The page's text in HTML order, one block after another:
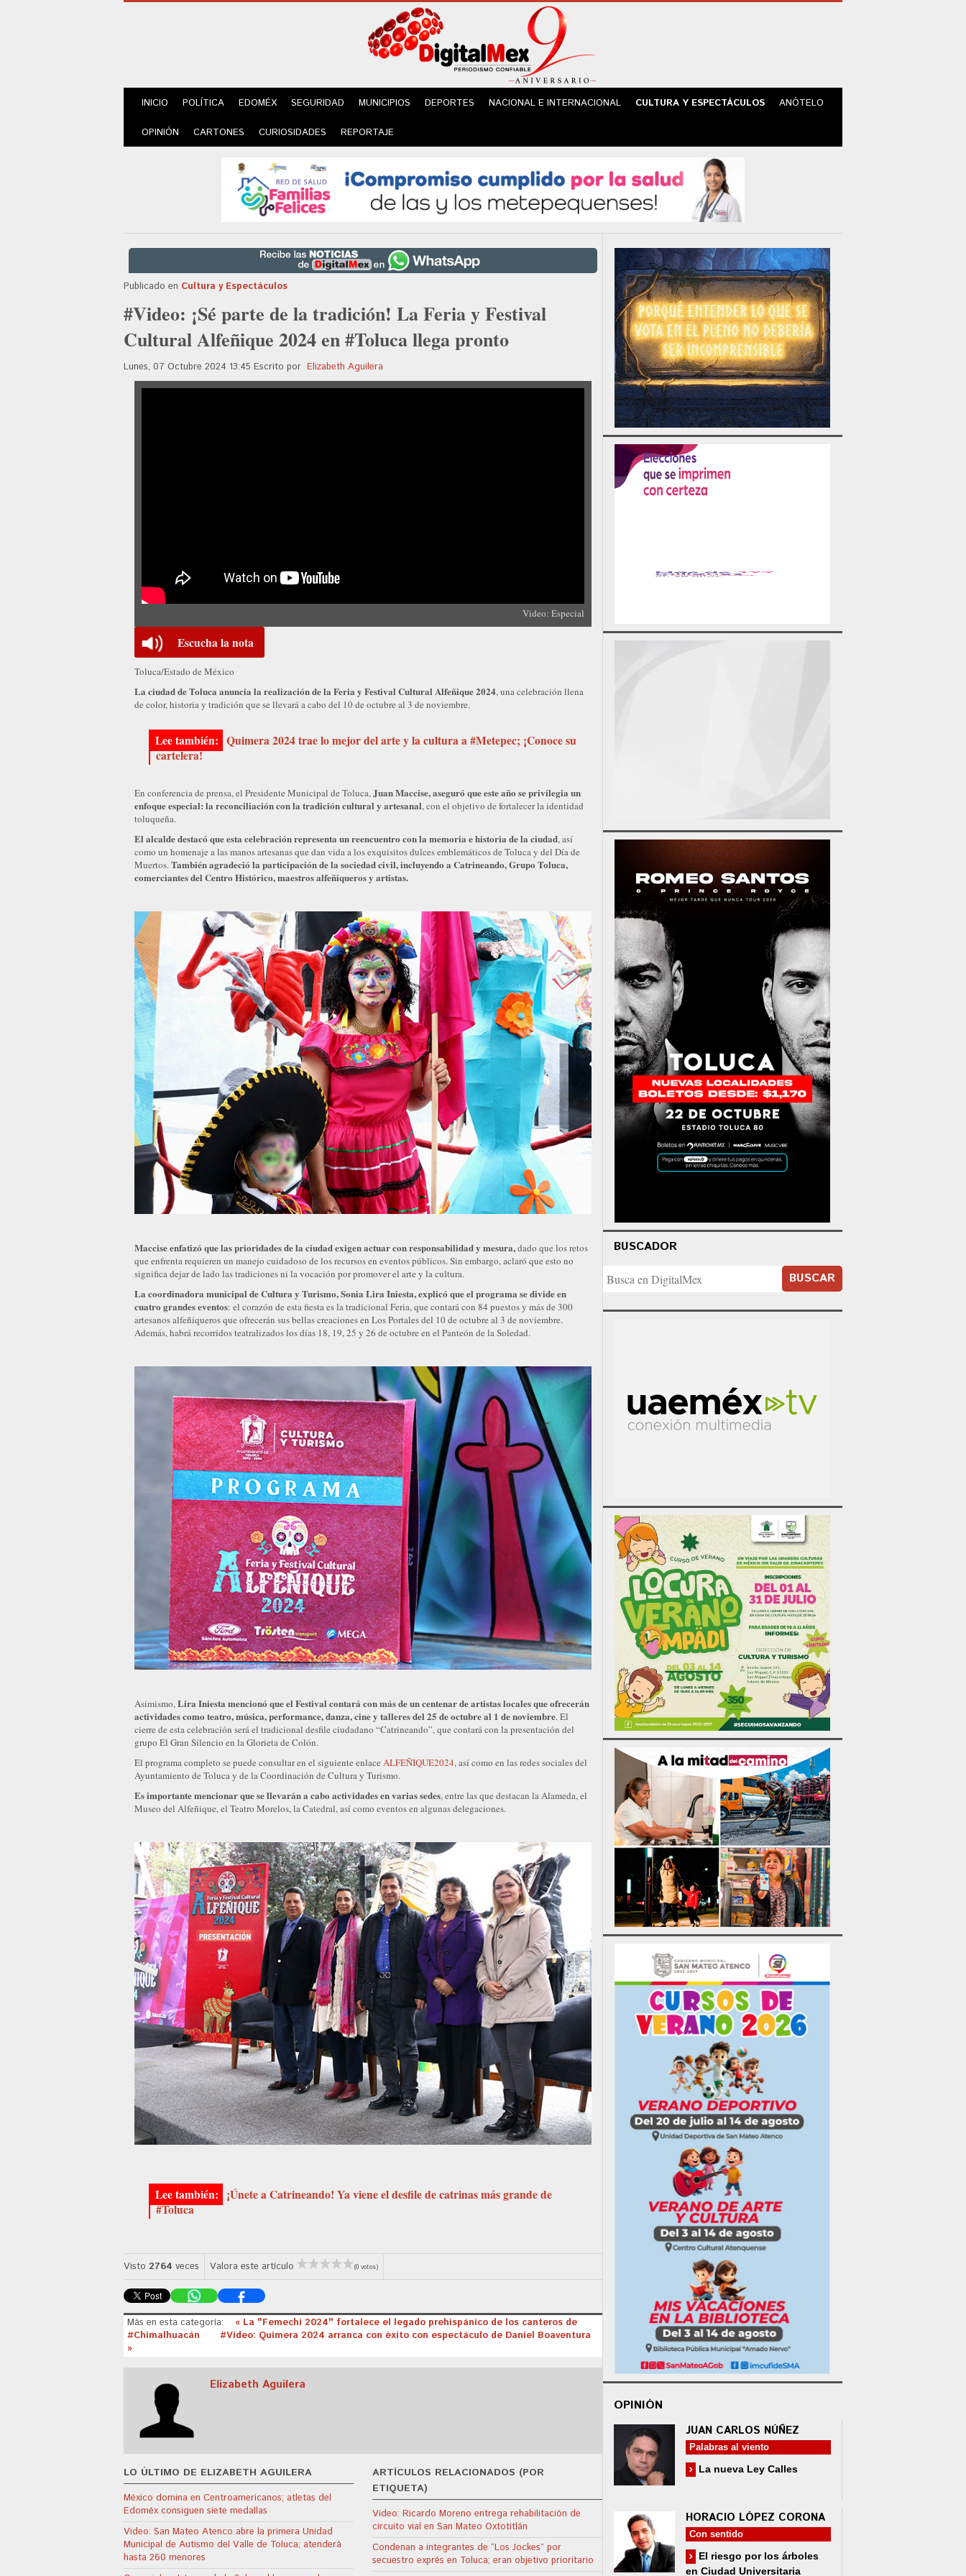
INICIO POLÍTICA EDOMÉX SEGURIDAD MUNICIPIOS DEPORTES NACIONAL E INTERNACIONAL CULTURA Y ESPECTÁCULOS ANÓTELO
OPINIÓN CARTONES CURIOSIDADES REPORTAJE
Publicado en Cultura y Espectáculos
#Video: ¡Sé parte de la tradición! La Feria y Festival
Cultural Alfeñique 2024 en #Toluca llega pronto
Lunes, 07 Octubre 2024 13:45 Escrito por Elizabeth Aguilera
Video: Especial
Escucha la nota
Toluca/Estado de México
La ciudad de Toluca anuncia la realización de la Feria y Festival Cultural Alfeñique 2024, una celebración llena
de color, historia y tradición que se llevará a cabo del 10 de octubre al 3 de noviembre.
Quimera 2024 trae lo mejor del arte y la cultura a #Metepec; ¡Conoce su
cartelera!
En conferencia de prensa, el Presidente Municipal de Toluca,Juan Maccise, aseguró que este año se privilegia un
enfoque especial: la reconciliación con la tradición cultural y artesanal, con el objetivo de fortalecer la identidad
toluqueña.
El alcalde destacó que esta celebración representa un reencuentro con la memoria e historia de la ciudad, así
como un homenaje a las manos artesanas que dan vida a los exquisitos dulces emblemáticos de Toluca y del Día de
Muertos.También agradeció la participación de la sociedad civil, incluyendo a Catrineando, Grupo Toluca,
comerciantes del Centro Histórico, maestros alfeñiqueros y artistas.
Maccise enfatizó que las prioridades de la ciudad exigen actuar con responsabilidad y mesura,dado que los retos
que enfrenta requieren un manejo cuidadoso de los recursos en eventos públicos. Sin embargo, aclaró que esto no
significa dejar de lado las tradiciones ni la vocación por promover el arte y la cultura.
La coordinadora municipal de Cultura y Turismo, Sonia Lira Iniesta, explicó que el programa se divide en
cuatro grandes eventos: el corazón de esta fiesta es la tradicional Feria, que contará con 84 puestos y más de 300
artesanos alfeñiqueros que ofrecerán sus bellas creaciones en Los Portales del 10 de octubre al 3 de noviembre.
Además, habrá recorridos teatralizados los días 18, 19, 25 y 26 de octubre en el Panteón de la Soledad.
Asimismo,Lira Iniesta mencionó que el Festival contará con más de un centenar de artistas locales que ofrecerán
actividades como teatro, música, performance, danza, cine y talleres del 25 de octubre al 1 de noviembre. El
cierre de esta celebración será el tradicional desfile ciudadano “Catrineando”, que contará con la presentación del
grupo El Gran Silencio en la Glorieta de Colón.
El programa completo se puede consultar en el siguiente enlace ALFEÑIQUE2024, así como en las redes sociales del
Ayuntamiento de Toluca y de la Coordinación de Cultura y Turismo.
Es importante mencionar que se llevarán a cabo actividades en varias sedes, entre las que destacan la Alameda, el
Museo del Alfeñique, el Teatro Morelos, la Catedral, así como eventos en algunas delegaciones.
¡Únete a Catrineando! Ya viene el desfile de catrinas más grande de
#Toluca
Visto 2764 veces Valora este artículo (0 votos)
Más en esta categoría:
« La "Femechi 2024" fortalece el legado prehispánico de los canteros de
#Chimalhuacán
#Video: Quimera 2024 arranca con éxito con espectáculo de Daniel Boaventura
»
Elizabeth Aguilera
LO ÚLTIMO DE ELIZABETH AGUILERA
México domina en Centroamericanos; atletas del
Edoméx consiguen siete medallas
Video: San Mateo Atenco abre la primera Unidad
Municipal de Autismo del Valle de Toluca; atenderá
hasta 260 menores
ARTÍCULOS RELACIONADOS (POR
ETIQUETA)
Video: Ricardo Moreno entrega rehabilitación de
circuito vial en San Mateo Oxtotitlán
Condenan a integrantes de “Los Jockes” por
secuestro exprés en Toluca; eran objetivo prioritario
BUSCADOR
BUSCAR
OPINIÓN
JUAN CARLOS NÚÑEZ
Palabras al viento
La nueva Ley Calles
HORACIO LÓPEZ CORONA
Con sentido
El riesgo por los árboles
en Ciudad Universitaria